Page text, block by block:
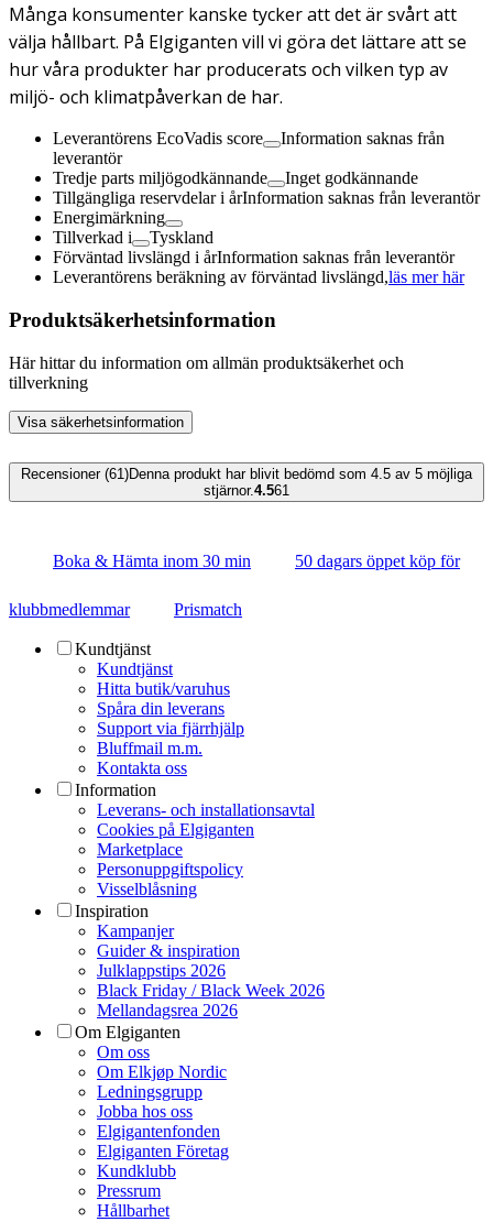
Många konsumenter kanske tycker att det är svårt att
välja hållbart. På Elgiganten vill vi göra det lättare att se
hur våra produkter har producerats och vilken typ av
miljö- och klimatpåverkan de har.
Leverantörens EcoVadis score
Information saknas från
leverantör
Tredje parts miljögodkännande
Inget godkännande
Tillgängliga reservdelar i årInformation saknas från leverantör
Energimärkning
Tillverkad i
Tyskland
Förväntad livslängd i årInformation saknas från leverantör
Leverantörens beräkning av förväntad livslängd,läs mer här
Produktsäkerhetsinformation
Här hittar du information om allmän produktsäkerhet och
tillverkning
Visa säkerhetsinformation
Recensioner (61)Denna produkt har blivit bedömd som 4.5 av 5 möjliga
stjärnor.4.561
Boka & Hämta inom 30 min 50 dagars öppet köp för
klubbmedlemmar Prismatch
Kundtjänst
Kundtjänst
Hitta butik/varuhus
Spåra din leverans
Support via fjärrhjälp
Bluffmail m.m.
Kontakta oss
Information
Leverans- och installationsavtal
Cookies på Elgiganten
Marketplace
Personuppgiftspolicy
Visselblåsning
Inspiration
Kampanjer
Guider & inspiration
Julklappstips 2026
Black Friday / Black Week 2026
Mellandagsrea 2026
Om Elgiganten
Om oss
Om Elkjøp Nordic
Ledningsgrupp
Jobba hos oss
Elgigantenfonden
Elgiganten Företag
Kundklubb
Pressrum
Hållbarhet